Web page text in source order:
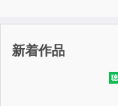
新着作品